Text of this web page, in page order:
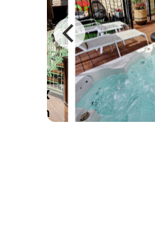
אלה
חוות יאיר,